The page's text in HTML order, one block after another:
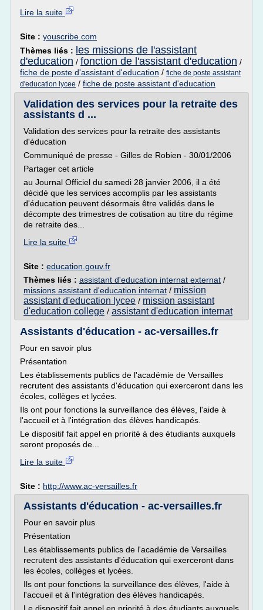
Lire la suite
Site : youscribe.com
Thèmes liés : les missions de l'assistant
d'education / fonction de l'assistant d'education /
fiche de poste d'assistant d'education / fiche de poste assistant
d'education lycee / fiche de poste assistant d'education
Validation des services pour la retraite des
assistants d ...
Validation des services pour la retraite des assistants
d'éducation
Communiqué de presse - Gilles de Robien - 30/01/2006
Partager cet article
au Journal Officiel du samedi 28 janvier 2006, il a été
décidé que les services accomplis par les assistants
d'éducation peuvent désormais être validés dans le
décompte des trimestres de cotisation au titre du régime
de retraite des...
Lire la suite
Site : education.gouv.fr
Thèmes liés : assistant d'education internat externat /
missions assistant d'education internat / mission
assistant d'education lycee / mission assistant
d'education college / assistant d'education internat
Assistants d'éducation - ac-versailles.fr
Pour en savoir plus
Présentation
Les établissements publics de l'académie de Versailles
recrutent des assistants d'éducation qui exerceront dans les
écoles, collèges et lycées.
Ils ont pour fonctions la surveillance des élèves, l'aide à
l'accueil et à l'intégration des élèves handicapés.
Le dispositif fait appel en priorité à des étudiants auxquels
seront proposés de...
Lire la suite
Site : http://www.ac-versailles.fr
Assistants d'éducation - ac-versailles.fr
Pour en savoir plus
Présentation
Les établissements publics de l'académie de Versailles
recrutent des assistants d'éducation qui exerceront dans
les écoles, collèges et lycées.
Ils ont pour fonctions la surveillance des élèves, l'aide à
l'accueil et à l'intégration des élèves handicapés.